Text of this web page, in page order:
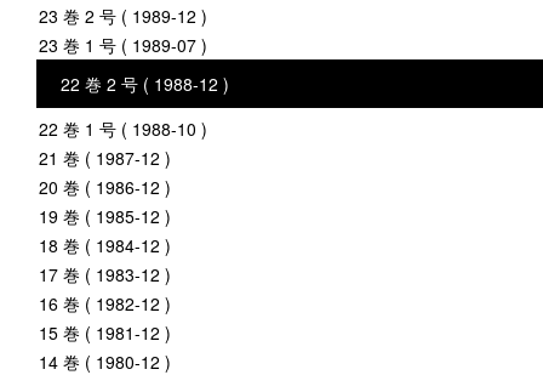
23 巻 2 号 ( 1989-12 )
23 巻 1 号 ( 1989-07 )
22 巻 2 号 ( 1988-12 )
22 巻 1 号 ( 1988-10 )
21 巻 ( 1987-12 )
20 巻 ( 1986-12 )
19 巻 ( 1985-12 )
18 巻 ( 1984-12 )
17 巻 ( 1983-12 )
16 巻 ( 1982-12 )
15 巻 ( 1981-12 )
14 巻 ( 1980-12 )